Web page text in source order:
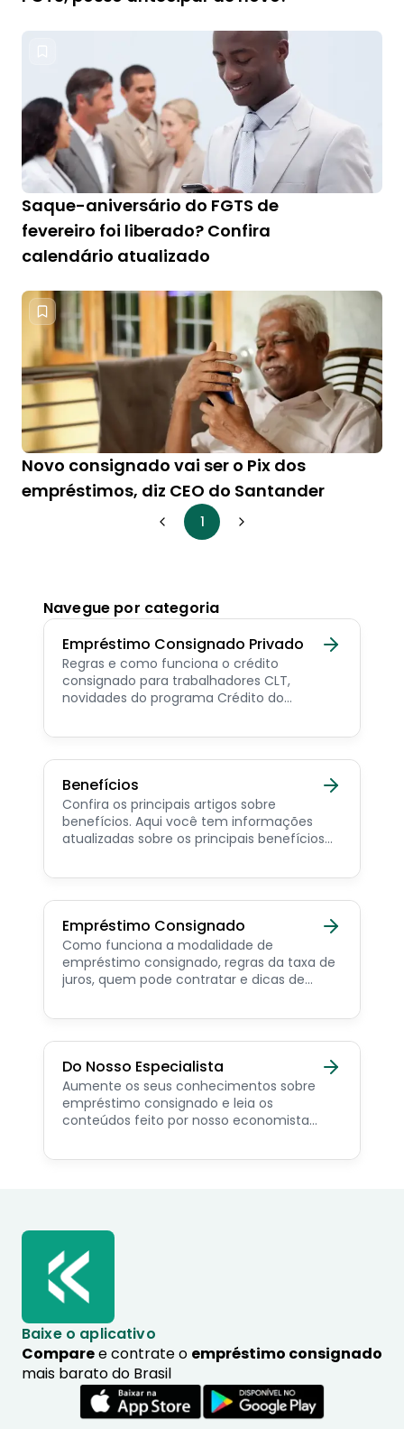
Saque-aniversário do FGTS de
fevereiro foi liberado? Confira
calendário atualizado
Novo consignado vai ser o Pix dos
empréstimos, diz CEO do Santander
1
Navegue por categoria
Empréstimo Consignado Privado
Regras e como funciona o crédito
consignado para trabalhadores CLT,
novidades do programa Crédito do
consignado privado.
Benefícios
Confira os principais artigos sobre
benefícios. Aqui você tem informações
atualizadas sobre os principais benefícios
pensionista e beneficiários de programas
Empréstimo Consignado
Como funciona a modalidade de
empréstimo consignado, regras da taxa de
juros, quem pode contratar e dicas de
Do Nosso Especialista
Aumente os seus conhecimentos sobre
empréstimo consignado e leia os
conteúdos feito por nosso economista
Baixe o aplicativo
Comparee contrate o empréstimo consignado
mais barato do Brasil